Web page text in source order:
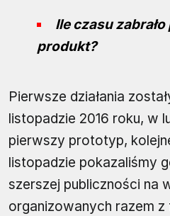
Ile czasu
produkt?
Pierwsze działania
listopadzie 2016 roku, w
pierwszy prototyp,
listopadzie pokazaliśmy
szerszej publiczności na
organizowanych razem z